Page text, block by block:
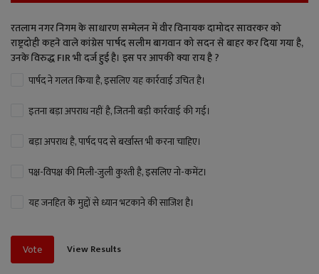
रतलाम नगर निगम के साधारण सम्मेलन में वीर विनायक दामोदर सावरकर को
राष्ट्रदोही कहने वाले कांग्रेस पार्षद सलीम बागवान को सदन से बाहर कर दिया गया है,
उनके विरुद्ध FIR भी दर्ज हुई है। इस पर आपकी क्या राय है ?
पार्षद ने गलत किया है, इसलिए यह कार्रवाई उचित है।
इतना बड़ा अपराध नहीं है, जितनी बड़ी कार्रवाई की गई।
बड़ा अपराध है, पार्षद पद से बर्खास्त भी करना चाहिए।
पक्ष-विपक्ष की मिली-जुली कुश्ती है, इसलिए नो-कमेंट।
यह जनहित के मुद्दों से ध्यान भटकाने की साजिश है।
Vote View Results